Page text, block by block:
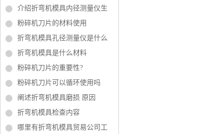
介绍折弯机模具内径测量仪生
粉碎机刀片的材料使用
折弯机模具孔径测量仪是什么
折弯机模具是什么材料
粉碎机刀片的重要性?
粉碎机刀片可以循环使用吗
阐述折弯机模具磨损 原因
折弯机模具检查内容
哪里有折弯机模具贸易公司工